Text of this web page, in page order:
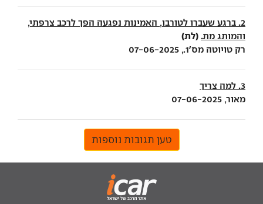
2. ברגע שעברו לטורבו, האמינות נפגעה הפך לרכב צרפתי,
והמותג מת. (לת)
רק טויוטה מס'1., 07-06-2025
3. למה צריך
מאור, 07-06-2025
טען תגובות נוספות